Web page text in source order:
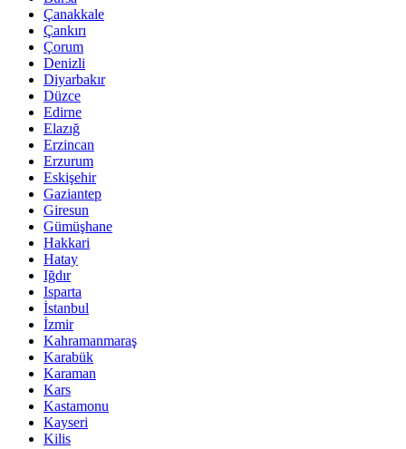
Çanakkale
Çankırı
Çorum
Denizli
Diyarbakır
Düzce
Edirne
Elazığ
Erzincan
Erzurum
Eskişehir
Gaziantep
Giresun
Gümüşhane
Hakkari
Hatay
Iğdır
Isparta
İstanbul
İzmir
Kahramanmaraş
Karabük
Karaman
Kars
Kastamonu
Kayseri
Kilis